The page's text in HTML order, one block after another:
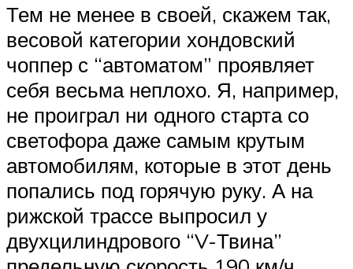
Тем не менее в своей, скажем так,
весовой категории хондовский
чоппер с “автоматом” проявляет
себя весьма неплохо. Я, например,
не проиграл ни одного старта со
светофора даже самым крутым
автомобилям, которые в этот день
попались под горячую руку. А на
рижской трассе выпросил у
двухцилиндрового “V-Твина”